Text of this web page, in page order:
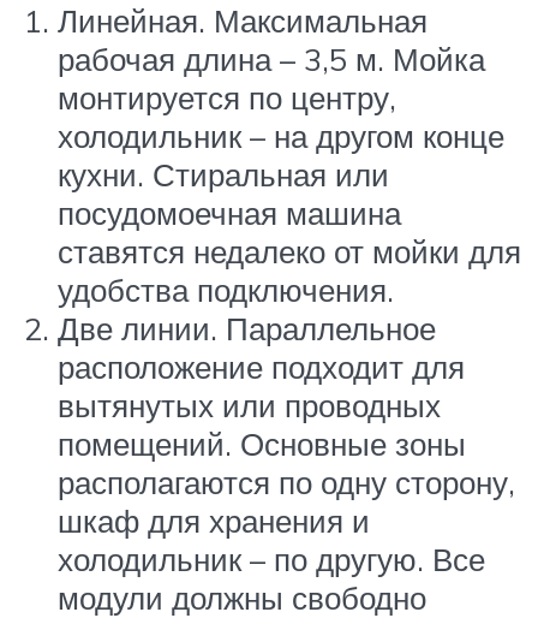
Линейная. Максимальная
рабочая длина – 3,5 м. Мойка
монтируется по центру,
холодильник – на другом конце
кухни. Стиральная или
посудомоечная машина
ставятся недалеко от мойки для
удобства подключения.
Две линии. Параллельное
расположение подходит для
вытянутых или проводных
помещений. Основные зоны
располагаются по одну сторону,
шкаф для хранения и
холодильник – по другую. Все
модули должны свободно